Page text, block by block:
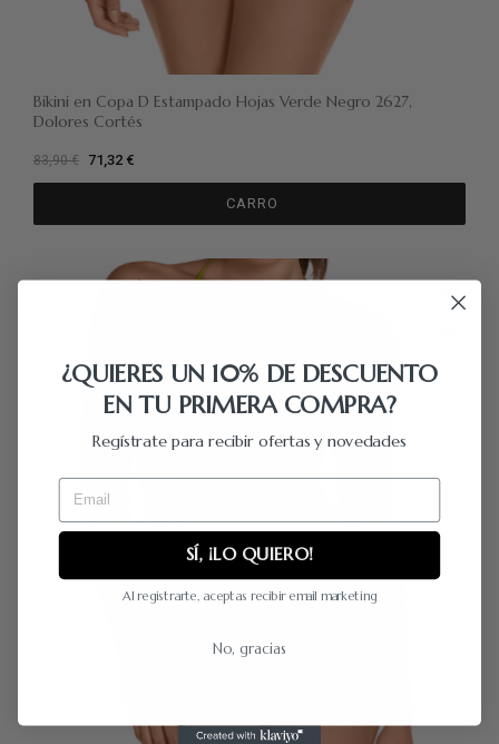
Bikini en Copa D Estampado Hojas Verde Negro 2627,
Dolores Cortés
83,90 € 71,32 €
CARRO
¿QUIERES UN 10% DE DESCUENTO
EN TU PRIMERA COMPRA?
Regístrate para recibir ofertas y novedades
Email
SÍ, ¡LO QUIERO!
Al registrarte, aceptas recibir email marketing
No, gracias